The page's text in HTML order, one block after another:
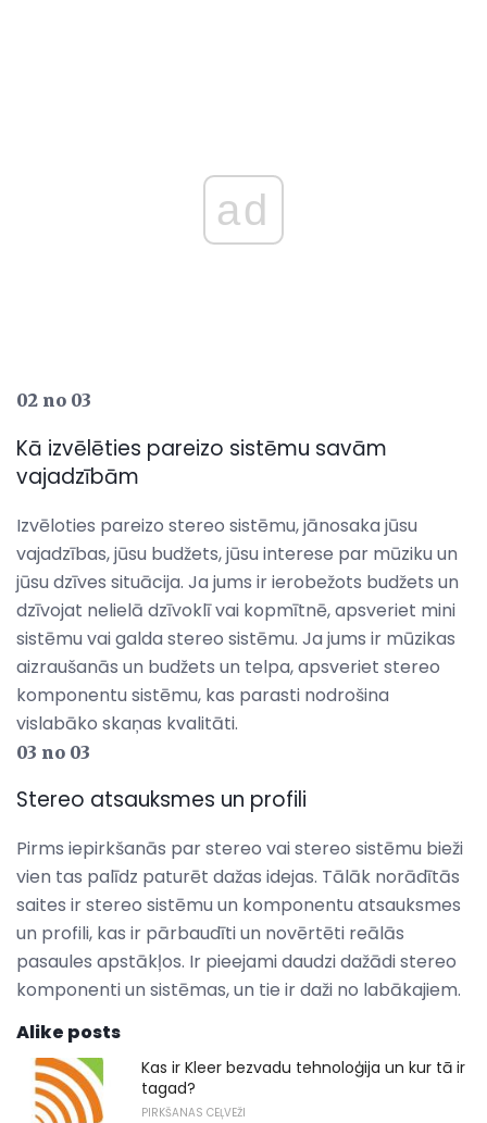
ad
02 no 03
Kā izvēlēties pareizo sistēmu savām
vajadzībām
Izvēloties pareizo stereo sistēmu, jānosaka jūsu
vajadzības, jūsu budžets, jūsu interese par mūziku un
jūsu dzīves situācija. Ja jums ir ierobežots budžets un
dzīvojat nelielā dzīvoklī vai kopmītnē, apsveriet mini
sistēmu vai galda stereo sistēmu. Ja jums ir mūzikas
aizraušanās un budžets un telpa, apsveriet stereo
komponentu sistēmu, kas parasti nodrošina
vislabāko skaņas kvalitāti.
03 no 03
Stereo atsauksmes un profili
Pirms iepirkšanās par stereo vai stereo sistēmu bieži
vien tas palīdz paturēt dažas idejas. Tālāk norādītās
saites ir stereo sistēmu un komponentu atsauksmes
un profili, kas ir pārbaudīti un novērtēti reālās
pasaules apstākļos. Ir pieejami daudzi dažādi stereo
komponenti un sistēmas, un tie ir daži no labākajiem.
Alike posts
Kas ir Kleer bezvadu tehnoloģija un kur tā ir
tagad?
PIRKŠANAS CEĻVEŽI